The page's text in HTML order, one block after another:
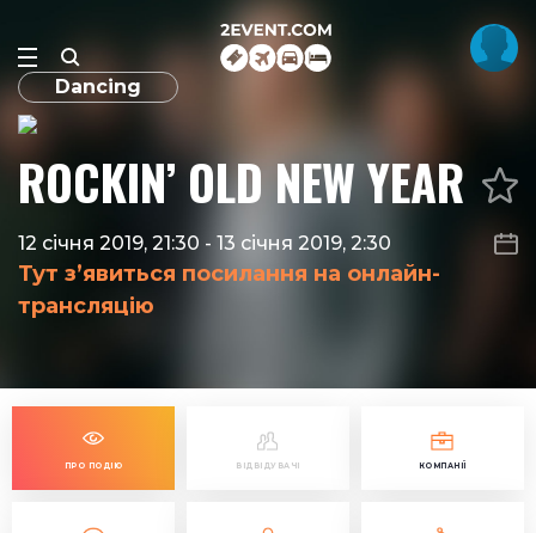
Dancing
ROCKIN’ OLD NEW YEAR
12 січня 2019, 21:30 - 13 січня 2019, 2:30
Тут з’явиться посилання на онлайн-
трансляцію
ПРО ПОДІЮ ВІДВІДУВАЧІ КОМПАНІЇ